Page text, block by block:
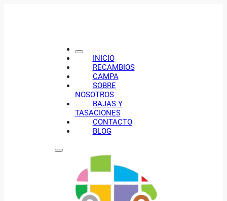
INICIO
RECAMBIOS
CAMPA
SOBRE
NOSOTROS
BAJAS Y
TASACIONES
CONTACTO
BLOG